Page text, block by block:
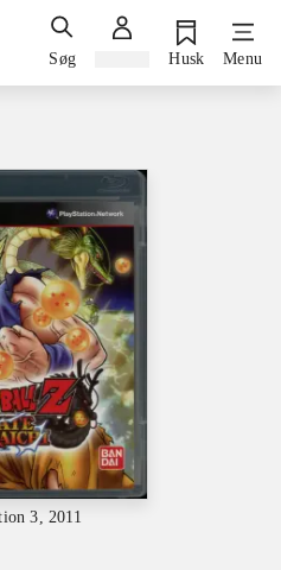
Søg Husk Menu
3, 2011